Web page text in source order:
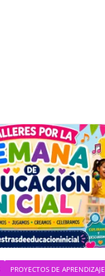
PROYECTOS DE APRENDIZAJE